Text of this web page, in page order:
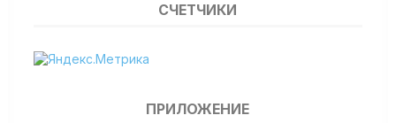
СЧЕТЧИКИ
ПРИЛОЖЕНИЕ